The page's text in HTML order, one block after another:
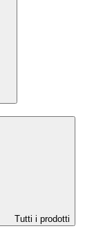
Tutti i prodotti